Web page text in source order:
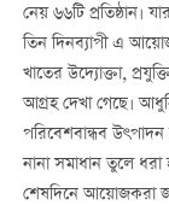
নেয় ৬৬টি প্রতিষ্ঠান।
তিন দিনব্যাপী এ
খাতের উদ্যোক্তা,
আগ্রহ দেখা গেছে।
পরিবেশবান্ধব উৎপাদন
নানা সমাধান তুলে
শেষদিনে আয়োজকরা